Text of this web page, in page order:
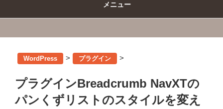
メニュー
WordPress > プラグイン >
プラグインBreadcrumb NavXTの
パンくずリストのスタイルを変え